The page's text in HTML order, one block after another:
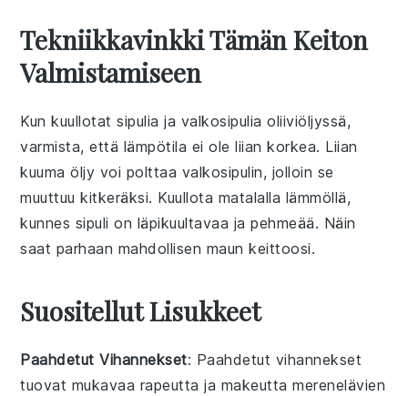
Tekniikkavinkki Tämän Keiton
Valmistamiseen
Kun kuullotatsipulia ja valkosipuliaoliiviöljyssä,
varmista, että lämpötila ei ole liian korkea. Liian
kuuma öljy voi polttaa valkosipulin, jolloin se
muuttuu kitkeräksi. Kuullota matalalla lämmöllä,
kunnes sipuli on läpikuultavaa ja pehmeää. Näin
saat parhaan mahdollisen maun keittoosi.
Suositellut Lisukkeet
Paahdetut Vihannekset: Paahdetut vihannekset
tuovat mukavaa rapeutta ja makeuttamerenelävien